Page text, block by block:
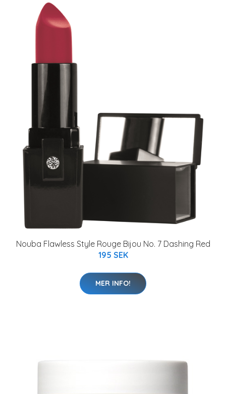
Nouba Flawless Style Rouge Bijou No. 7 Dashing Red
195 SEK
MER INFO!